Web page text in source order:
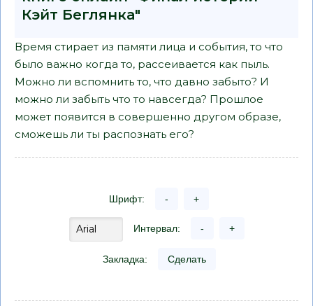
Кэйт Беглянка"
Время стирает из памяти лица и события, то что
было важно когда то, рассеивается как пыль.
Можно ли вспомнить то, что давно забыто? И
можно ли забыть что то навсегда? Прошлое
может появится в совершенно другом образе,
сможешь ли ты распознать его?
Шрифт: - +
Интервал: - +
Закладка: Сделать